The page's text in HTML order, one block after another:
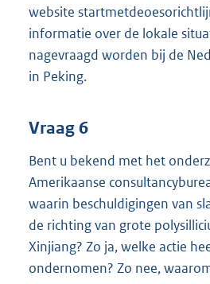
website
informatie over de lokale
nagevraagd worden bij de
in Peking.
Vraag 6
Bent u bekend met het
Amerikaanse
waarin beschuldigingen van
de richting van grote
Xinjiang? Zo ja, welke actie
ondernomen? Zo nee,